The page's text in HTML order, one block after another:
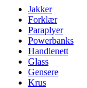
Jakker
Forklær
Paraplyer
Powerbanks
Handlenett
Glass
Gensere
Krus